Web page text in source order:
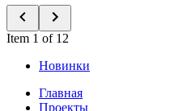
Item 1 of 12
Новинки
Главная
Проекты